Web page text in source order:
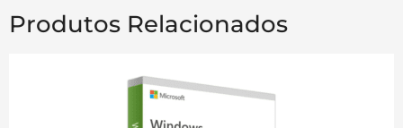
Produtos Relacionados